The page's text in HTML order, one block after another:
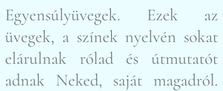
Egyensúlyüvegek. Ezek az
üvegek, a színek nyelvén sokat
elárulnak rólad és útmutatót
adnak Neked, saját magadról.